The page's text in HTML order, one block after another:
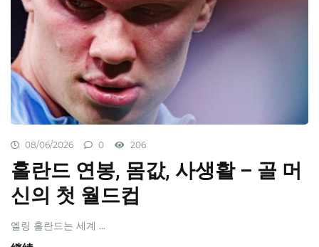
08/06/2026 0 206
홀란드 연봉, 몸값, 사생활 – 골 머
신의 첫 월드컵
엘링 홀란드는 세계 ...